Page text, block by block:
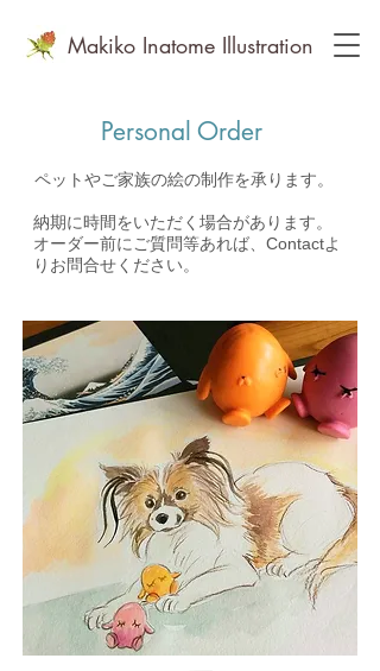
Makiko Inatome Illustration
Personal Order
ペットやご家族の絵の制作を承ります。
納期に時間をいただく場合があります。
オーダー前にご質問等あれば、Contactよ
りお問合せください。